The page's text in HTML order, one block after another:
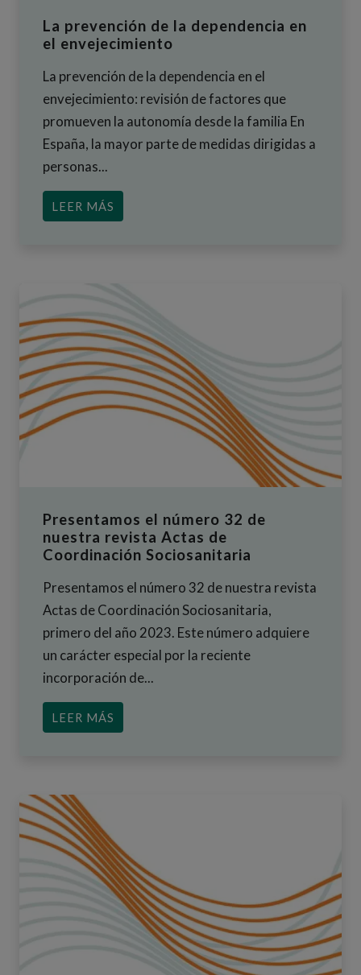
La prevención de la dependencia en
el envejecimiento
La prevención de la dependencia en el
envejecimiento: revisión de factores que
promueven la autonomía desde la familia En
España, la mayor parte de medidas dirigidas a
personas...
LEER MÁS
Presentamos el número 32 de
nuestra revista Actas de
Coordinación Sociosanitaria
Presentamos el número 32 de nuestra revista
Actas de Coordinación Sociosanitaria,
primero del año 2023. Este número adquiere
un carácter especial por la reciente
incorporación de...
LEER MÁS